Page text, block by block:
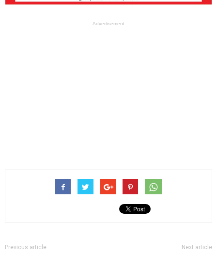
Advertisement
Previous article Next article